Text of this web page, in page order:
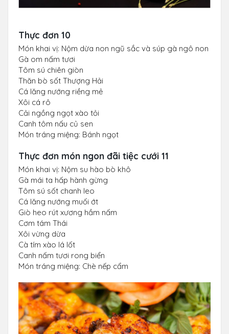
Thực đơn 10
Món khai vị: Nộm dừa non ngũ sắc và súp gà ngô non
Gà om nấm tươi
Tôm sú chiên giòn
Thăn bò sốt Thượng Hải
Cá lăng nướng riềng mẻ
Xôi cá rô
Cải ngồng ngọt xào tỏi
Canh tôm nấu củ sen
Món tráng miệng: Bánh ngọt
Thực đơn món ngon đãi tiệc cưới 11
Món khai vị: Nộm su hào bò khô
Gà mái ta hấp hành gừng
Tôm sú sốt chanh leo
Cá lăng nướng muối ớt
Giò heo rút xương hầm nấm
Cơm tám Thái
Xôi vừng dừa
Cà tím xào lá lốt
Canh nấm tươi rong biển
Món tráng miệng: Chè nếp cẩm